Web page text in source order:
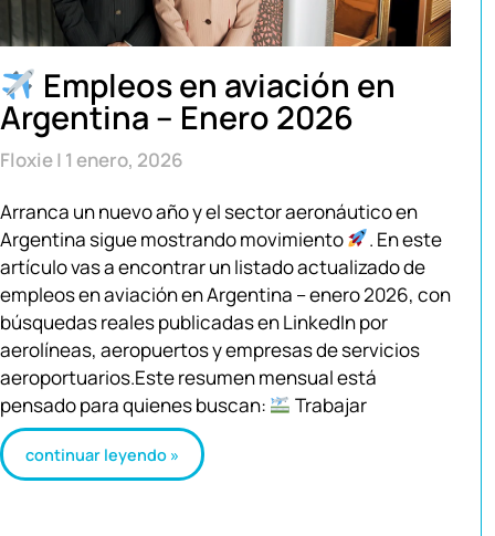
Empleos en aviación en
Argentina – Enero 2026
Floxie 1 enero, 2026
Arranca un nuevo año y el sector aeronáutico en
Argentina sigue mostrando movimiento
. En este
artículo vas a encontrar un listado actualizado de
empleos en aviación en Argentina – enero 2026, con
búsquedas reales publicadas en LinkedIn por
aerolíneas, aeropuertos y empresas de servicios
aeroportuarios.Este resumen mensual está
pensado para quienes buscan:
Trabajar
continuar leyendo »